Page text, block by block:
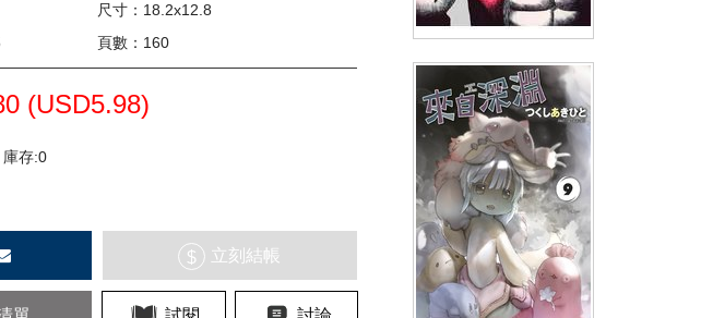
尺寸：18.2x12.8
頁數：160
(USD5.98)
庫存:0
$ 立刻結帳
AUTOMATON 人形機甲(01)
NT$140 90折 NT$126 (USD4.18)